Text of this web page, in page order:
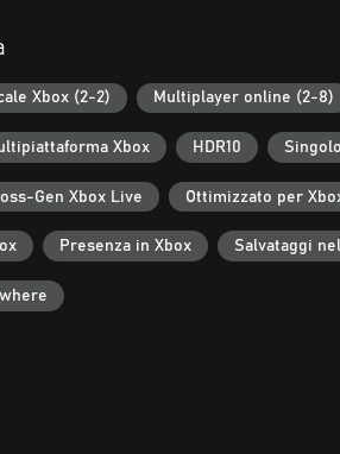
Xbox (2-2) Multiplayer online (2-8)
Xbox HDR10
Gen Xbox Live Ottimizzato per
Presenza in Xbox Salvataggi